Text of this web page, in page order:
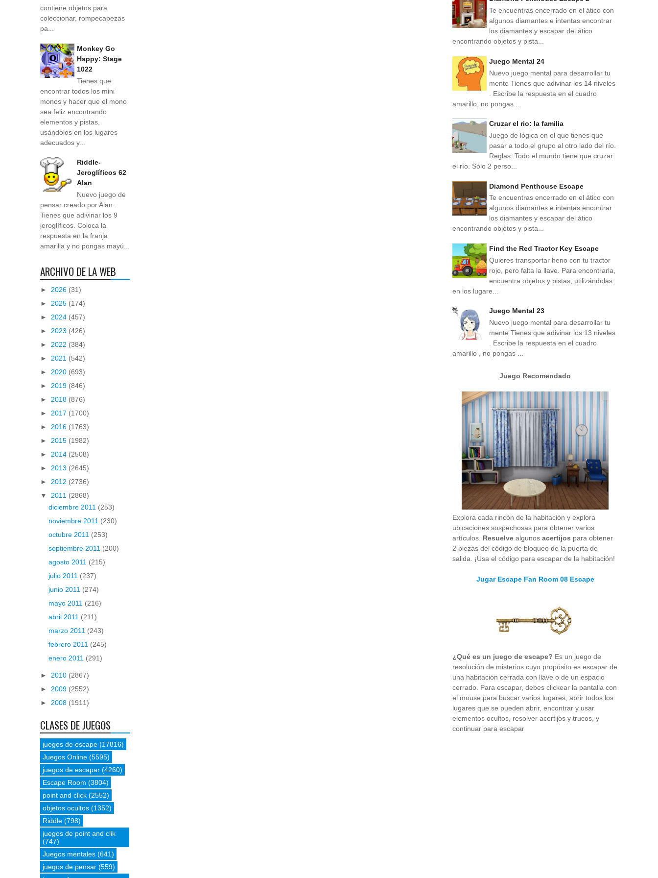
contiene objetos para
coleccionar, rompecabezas
pa...
Monkey Go
Happy: Stage
1022
Tienes que
encontrar todos los mini
monos y hacer que el mono
sea feliz encontrando
elementos y pistas,
usándolos en los lugares
adecuados y...
Riddle-
Jeroglíficos 62
Alan
Nuevo juego de
pensar creado por Alan.
Tienes que adivinar los 9
jeroglíficos. Coloca la
respuesta en la franja
amarilla y no pongas mayú...
ARCHIVO DE LA WEB
► 2026 (31)
► 2025 (174)
► 2024 (457)
► 2023 (426)
► 2022 (384)
► 2021 (542)
► 2020 (693)
► 2019 (846)
► 2018 (876)
► 2017 (1700)
► 2016 (1763)
► 2015 (1982)
► 2014 (2508)
► 2013 (2645)
► 2012 (2736)
▼ 2011 (2868)
diciembre 2011 (253)
noviembre 2011 (230)
octubre 2011 (253)
septiembre 2011 (200)
agosto 2011 (215)
julio 2011 (237)
junio 2011 (274)
mayo 2011 (216)
abril 2011 (211)
marzo 2011 (243)
febrero 2011 (245)
enero 2011 (291)
► 2010 (2867)
► 2009 (2552)
► 2008 (1911)
CLASES DE JUEGOS
juegos de escape (17816)
Juegos Online (5595)
juegos de escapar (4260)
Escape Room (3804)
point and click (2552)
objetos ocultos (1352)
Riddle (798)
juegos de point and clik
(747)
Juegos mentales (641)
juegos de pensar (559)
Te encuentras encerrado en el ático con
algunos diamantes e intentas encontrar
los diamantes y escapar del ático
encontrando objetos y pista...
Juego Mental 24
Nuevo juego mental para desarrollar tu
mente Tienes que adivinar los 14 niveles
. Escribe la respuesta en el cuadro
amarillo, no pongas ...
Cruzar el rio: la familia
Juego de lógica en el que tienes que
pasar a todo el grupo al otro lado del río.
Reglas: Todo el mundo tiene que cruzar
el río. Sólo 2 perso...
Diamond Penthouse Escape
Te encuentras encerrado en el ático con
algunos diamantes e intentas encontrar
los diamantes y escapar del ático
encontrando objetos y pista...
Find the Red Tractor Key Escape
Quieres transportar heno con tu tractor
rojo, pero falta la llave. Para encontrarla,
encuentra objetos y pistas, utilizándolas
en los lugare...
Juego Mental 23
Nuevo juego mental para desarrollar tu
mente Tienes que adivinar los 13 niveles
. Escribe la respuesta en el cuadro
amarillo , no pongas ...
Juego Recomendado
Explora cada rincón de la habitación y explora
ubicaciones sospechosas para obtener varios
artículos. Resuelve algunos acertijos para obtener
2 piezas del código de bloqueo de la puerta de
salida. ¡Usa el código para escapar de la habitación!
Jugar Escape Fan Room 08 Escape
¿Qué es un juego de escape? Es un juego de
resolución de misterios cuyo propósito es escapar de
una habitación cerrada con llave o de un espacio
cerrado. Para escapar, debes clickear la pantalla con
el mouse para buscar varios lugares, abrir todos los
lugares que se pueden abrir, encontrar y usar
elementos ocultos, resolver acertijos y trucos, y
continuar para escapar